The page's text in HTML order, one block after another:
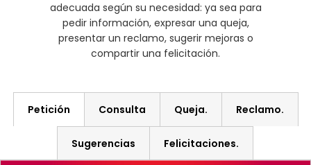
adecuada según su necesidad: ya sea para
pedir información, expresar una queja,
presentar un reclamo, sugerir mejoras o
compartir una felicitación.
Petición Consulta Queja. Reclamo.
Sugerencias Felicitaciones.